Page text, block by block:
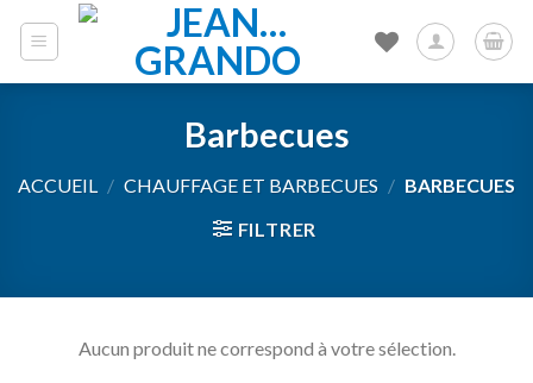
Barbecues
ACCUEIL / CHAUFFAGE ET BARBECUES / BARBECUES
FILTRER
Aucun produit ne correspond à votre sélection.